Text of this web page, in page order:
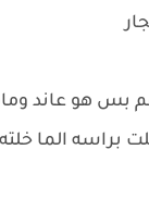
بس هو عاند
براسه الما